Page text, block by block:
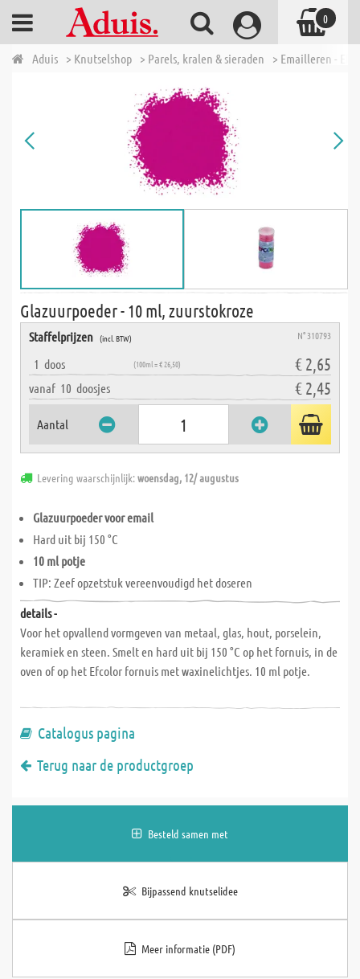
Aduis > Knutselshop > Parels, kralen & sieraden > Emailleren -
Glazuurpoeder - 10 ml, zuurstokroze
Staffelprijzen (incl. BTW) N° 310793
1 doos (100ml = € 26,50) € 2,65
vanaf 10 doosjes € 2,45
Aantal
Levering waarschijnlijk:woensdag, 12/ augustus
Glazuurpoeder voor email
Hard uit bij 150 °C
10 ml potje
TIP: Zeef opzetstuk vereenvoudigd het doseren
details -
Voor het opvallend vormgeven van metaal, glas, hout, porselein,
keramiek en steen. Smelt en hard uit bij 150 °C op het fornuis, in de
oven of op het Efcolor fornuis met waxinelichtjes. 10 ml potje.
Catalogus pagina
Terug naar de productgroep
Besteld samen met
Bijpassend knutselidee
Meer informatie (PDF)
0